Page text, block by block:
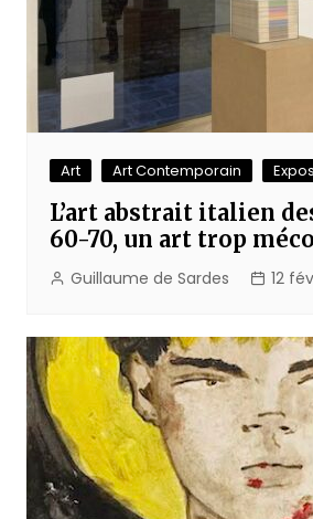
Art Art Contemporain
L’art abstrait italien
60-70, un art trop
Guillaume de Sardes 12